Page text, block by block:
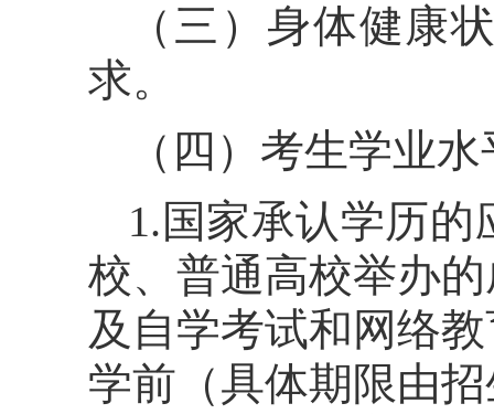
（三）身体健康
求。
（四）考生学业
1.国家承认学历
校、普通高校举办
及自学考试和网络
学前（具体期限由